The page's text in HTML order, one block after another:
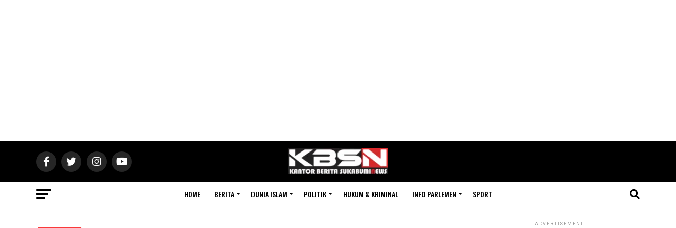
HOME BERITA DUNIA ISLAM POLITIK HUKUM & KRIMINAL INFO PARLEMEN SPORT
ADVERTISEMENT